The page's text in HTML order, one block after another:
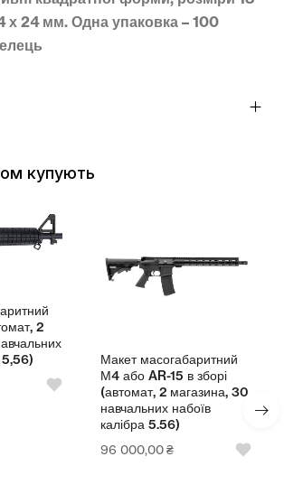
х 24 мм. Одна упаковка – 100
купують
2
5,56)
Макет масогабаритний
М4 або AR-15 в зборі
(автомат, 2 магазина, 30
навчальних набоїв
калібра 5.56)
96 000,00₴